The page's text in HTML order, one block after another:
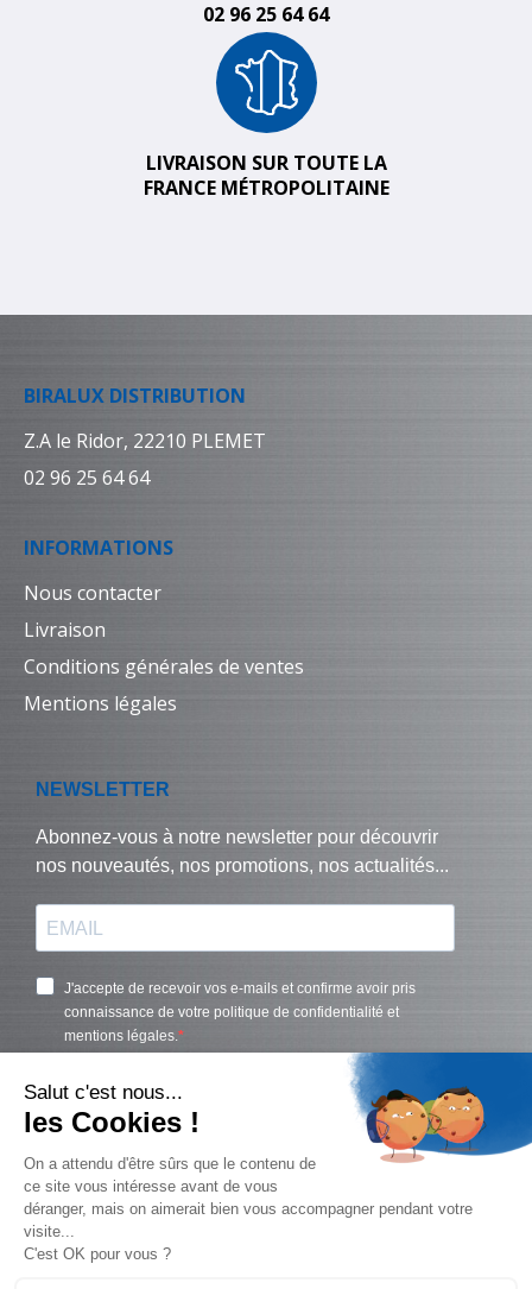
02 96 25 64 64
LIVRAISON SUR TOUTE LA
FRANCE MÉTROPOLITAINE
BIRALUX DISTRIBUTION
Z.A le Ridor, 22210 PLEMET
02 96 25 64 64
INFORMATIONS
Nous contacter
Livraison
Conditions générales de ventes
Mentions légales
© Biralux – tous droits réservés - 2024